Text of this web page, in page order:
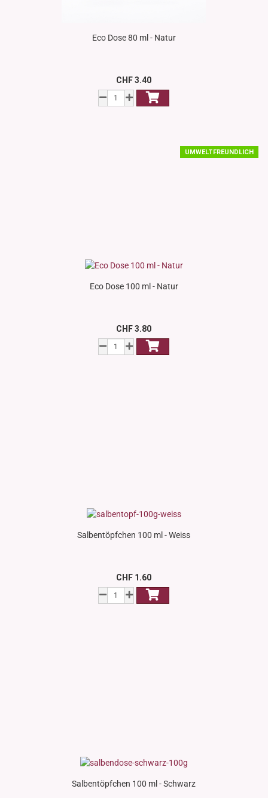
Eco Dose 80 ml - Natur
CHF 3.40
UMWELTFREUNDLICH
Eco Dose 100 ml - Natur
CHF 3.80
Salbentöpfchen 100 ml - Weiss
CHF 1.60
Salbentöpfchen 100 ml - Schwarz